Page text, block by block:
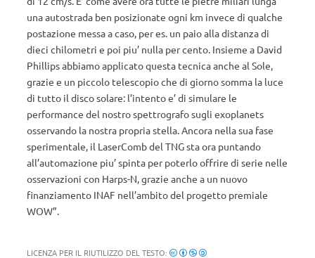
una autostrada ben posizionate ogni km invece di qualche
postazione messa a caso, per es. un paio alla distanza di
dieci chilometri e poi piu’ nulla per cento. Insieme a David
Phillips abbiamo applicato questa tecnica anche al Sole,
grazie e un piccolo telescopio che di giorno somma la luce
di tutto il disco solare: l’intento e’ di simulare le
performance del nostro spettrografo sugli exoplanets
osservando la nostra propria stella. Ancora nella sua fase
sperimentale, il LaserComb del TNG sta ora puntando
all’automazione piu’ spinta per poterlo offrire di serie nelle
osservazioni con Harps-N, grazie anche a un nuovo
finanziamento INAF nell’ambito del progetto premiale
WOW”.
LICENZA PER IL RIUTILIZZO DEL TESTO: